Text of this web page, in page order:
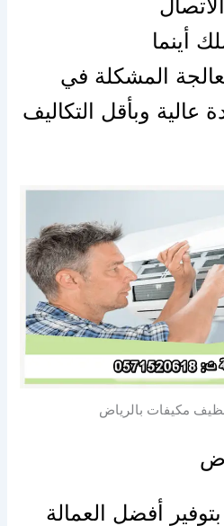
أينما
المشكلة في
وبأقل التكاليف
مكيفات بالرياض
أفضل العمالة